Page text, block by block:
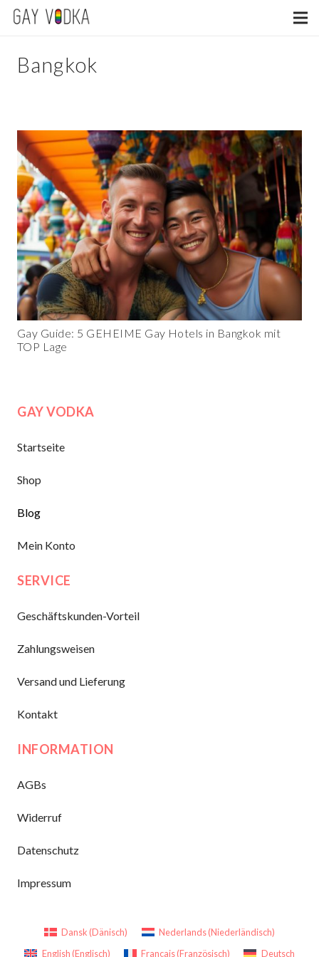
Bangkok
Gay Guide: 5 GEHEIME Gay Hotels in Bangkok mit
TOP Lage
GAY VODKA
Startseite
Shop
Blog
Mein Konto
SERVICE
Geschäftskunden-Vorteil
Zahlungsweisen
Versand und Lieferung
Kontakt
INFORMATION
AGBs
Widerruf
Datenschutz
Impressum
Dansk (Dänisch) Nederlands(Niederländisch)
English (Englisch) Français(Französisch) Deutsch